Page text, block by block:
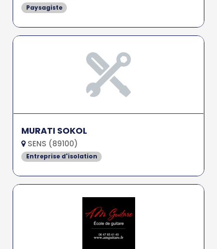
Paysagiste
MURATI SOKOL
SENS (89100)
Entreprise d'isolation